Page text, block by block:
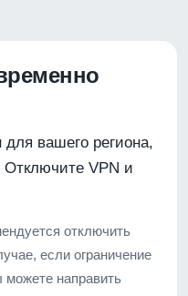
вашего региона,
Отключите VPN и
отключить
если ограничение
направить